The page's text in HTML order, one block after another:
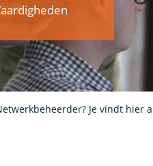
Je vindt hier